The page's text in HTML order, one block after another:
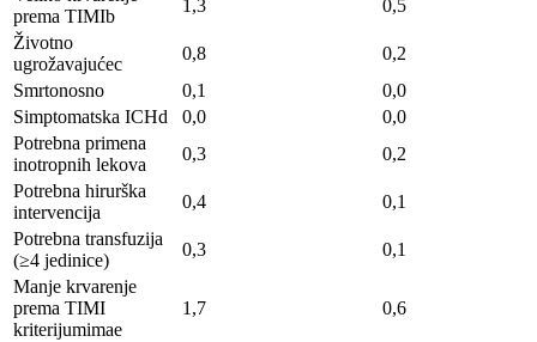
prema TIMIb
1,3
0,5
Životno
ugrožavajućec
0,8
0,2
Smrtonosno
0,1
0,0
Simptomatska ICHd
0,0
0,0
Potrebna primena
inotropnih lekova
0,3
0,2
Potrebna hirurška
intervencija
0,4
0,1
Potrebna transfuzija
(≥4 jedinice)
0,3
0,1
Manje krvarenje
prema TIMI
kriterijumimae
1,7 0,6